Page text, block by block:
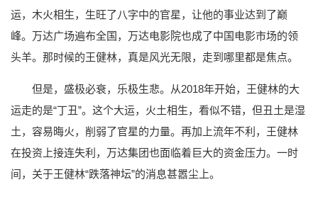
运，木火相生，生旺了八字中的官星，让他的事业达到了巅
峰。万达广场遍布全国，万达电影院也成了中国电影市场的领
头羊。那时候的王健林，真是风光无限，走到哪里都是焦点。
但是，盛极必衰，乐极生悲。从2018年开始，王健林的大
运走的是“丁丑”。这个大运，火土相生，看似不错，但丑土是湿
土，容易晦火，削弱了官星的力量。再加上流年不利，王健林
在投资上接连失利，万达集团也面临着巨大的资金压力。一时
间，关于王健林“跌落神坛”的消息甚嚣尘上。